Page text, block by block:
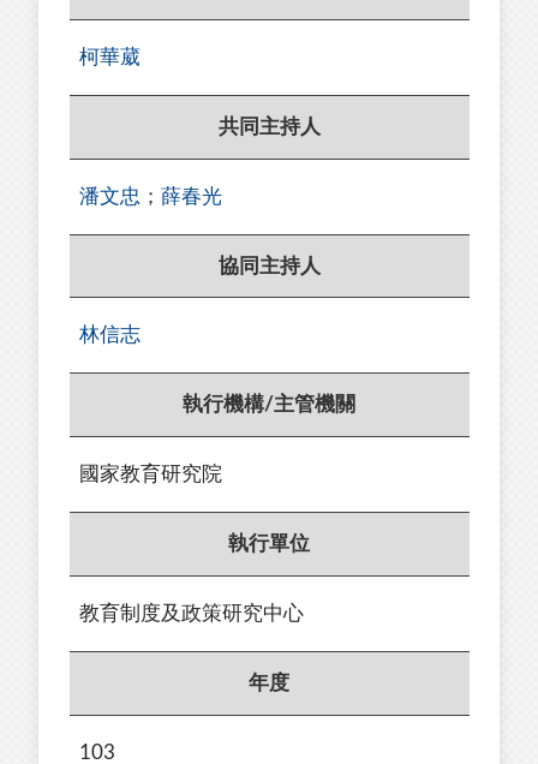
柯華葳
共同主持人
潘文忠 ； 薛春光
協同主持人
林信志
執行機構/主管機關
國家教育研究院
執行單位
教育制度及政策研究中心
年度
103